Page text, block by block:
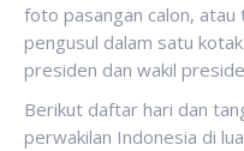
foto pasangan calon,
pengusul dalam satu
presiden dan wakil
Berikut daftar hari dan
perwakilan Indonesia di